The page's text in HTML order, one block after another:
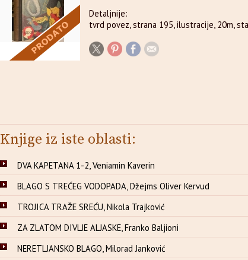
Detaljnije:
tvrd povez, strana 195, ilustracije, 20m,
Knjige iz iste oblasti:
DVA KAPETANA 1-2, Veniamin Kaverin
BLAGO S TREĆEG VODOPADA, Džejms Oliver Kervud
TROJICA TRAŽE SREĆU, Nikola Trajković
ZA ZLATOM DIVLJE ALJASKE, Franko Baljioni
NERETLJANSKO BLAGO, Milorad Janković